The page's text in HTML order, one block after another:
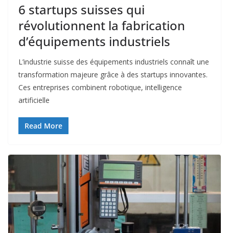
6 startups suisses qui
révolutionnent la fabrication
d’équipements industriels
L’industrie suisse des équipements industriels connaît une
transformation majeure grâce à des startups innovantes.
Ces entreprises combinent robotique, intelligence
artificielle
Read More